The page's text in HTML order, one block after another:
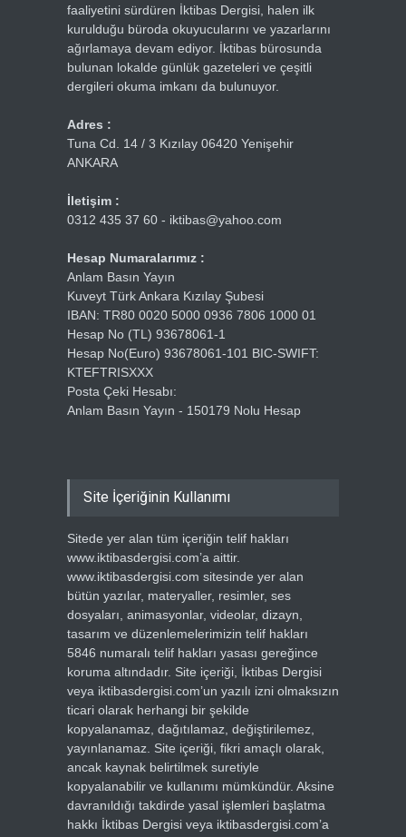
faaliyetini sürdüren İktibas Dergisi, halen ilk
kurulduğu büroda okuyucularını ve yazarlarını
ağırlamaya devam ediyor. İktibas bürosunda
bulunan lokalde günlük gazeteleri ve çeşitli
dergileri okuma imkanı da bulunuyor.
Adres :
Tuna Cd. 14 / 3 Kızılay 06420 Yenişehir
ANKARA
İletişim :
0312 435 37 60 - iktibas@yahoo.com
Hesap Numaralarımız :
Anlam Basın Yayın
Kuveyt Türk Ankara Kızılay Şubesi
IBAN: TR80 0020 5000 0936 7806 1000 01
Hesap No (TL) 93678061-1
Hesap No(Euro) 93678061-101 BIC-SWIFT:
KTEFTRISXXX
Posta Çeki Hesabı:
Anlam Basın Yayın - 150179 Nolu Hesap
Site İçeriğinin Kullanımı
Sitede yer alan tüm içeriğin telif hakları
www.iktibasdergisi.com’a aittir.
www.iktibasdergisi.com sitesinde yer alan
bütün yazılar, materyaller, resimler, ses
dosyaları, animasyonlar, videolar, dizayn,
tasarım ve düzenlemelerimizin telif hakları
5846 numaralı telif hakları yasası gereğince
koruma altındadır. Site içeriği, İktibas Dergisi
veya iktibasdergisi.com’un yazılı izni olmaksızın
ticari olarak herhangi bir şekilde
kopyalanamaz, dağıtılamaz, değiştirilemez,
yayınlanamaz. Site içeriği, fikri amaçlı olarak,
ancak kaynak belirtilmek suretiyle
kopyalanabilir ve kullanımı mümkündür. Aksine
davranıldığı takdirde yasal işlemleri başlatma
hakkı İktibas Dergisi veya iktibasdergisi.com’a